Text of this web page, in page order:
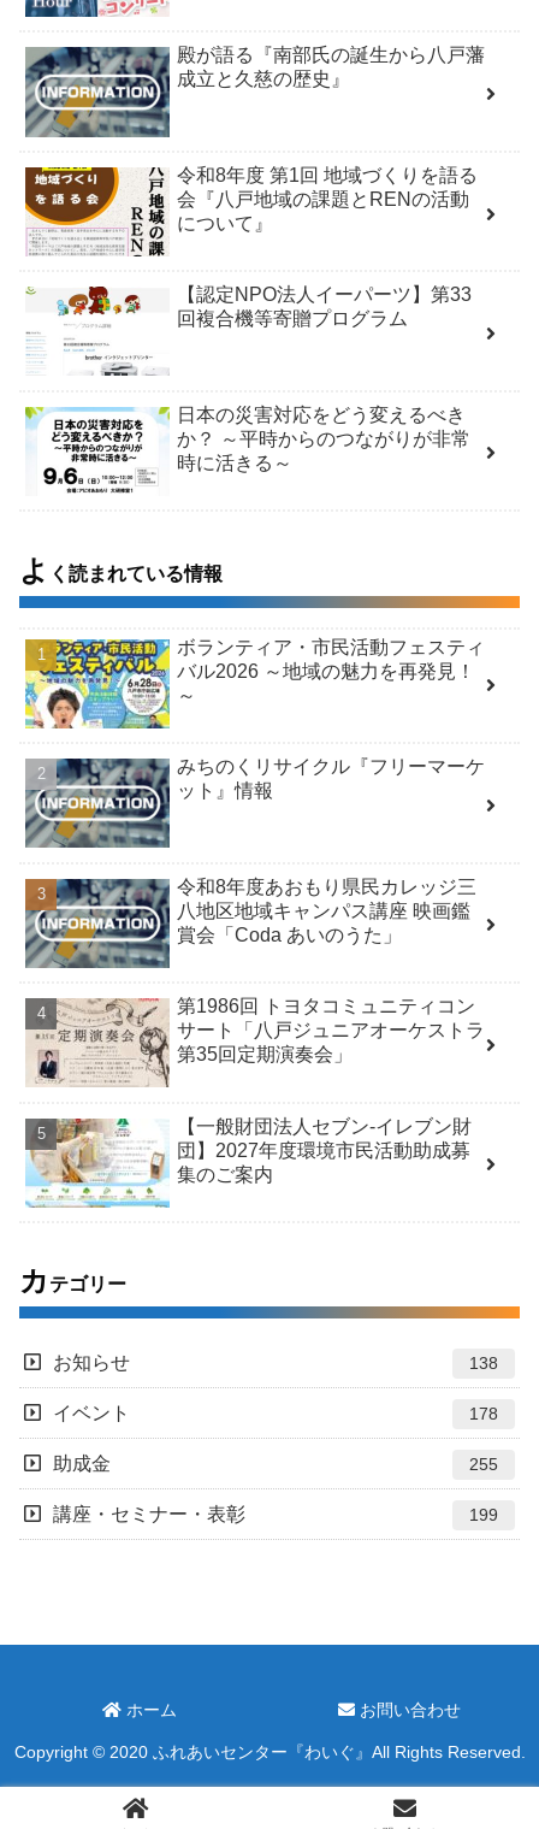
殿が語る『南部氏の誕生から八戸藩
成立と久慈の歴史』
令和8年度 第1回 地域づくりを語る
会『八戸地域の課題とRENの活動
について』
【認定NPO法人イーパーツ】第33
回複合機等寄贈プログラム
日本の災害対応をどう変えるべき
か？ ～平時からのつながりが非常
時に活きる～
よ く読まれている情報
ボランティア・市民活動フェスティ
バル2026 ～地域の魅力を再発見！
～
みちのくリサイクル『フリーマーケ
ット』情報
令和8年度あおもり県民カレッジ三
八地区地域キャンパス講座 映画鑑
賞会「Coda あいのうた」
第1986回 トヨタコミュニティコン
サート「八戸ジュニアオーケストラ
第35回定期演奏会」
【一般財団法人セブン-イレブン財
団】2027年度環境市民活動助成募
集のご案内
カ テゴリー
お知らせ 138
イベント 178
助成金 255
講座・セミナー・表彰 199
ホーム お問い合わせ
Copyright © 2020 ふれあいセンター『わいぐ』All Rights Reserved.